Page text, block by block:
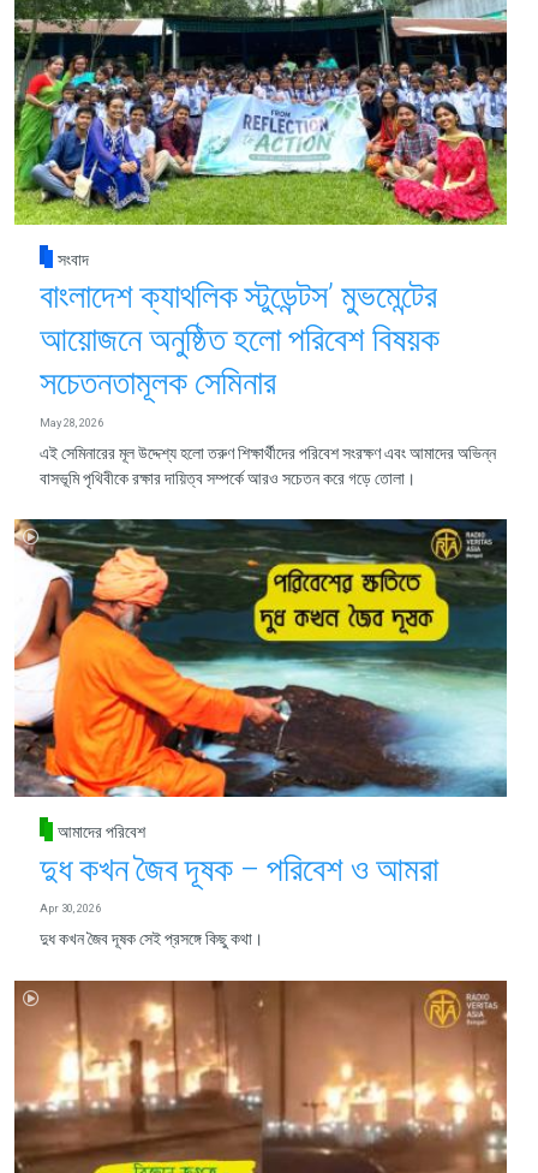
সংবাদ
বাংলাদেশ ক্যাথলিক স্টুডেন্টস’ মুভমেন্টের
আয়োজনে অনুষ্ঠিত হলো পরিবেশ বিষয়ক
সচেতনতামূলক সেমিনার
May 28, 2026
এই সেমিনারের মূল উদ্দেশ্য হলো তরুণ শিক্ষার্থীদের পরিবেশ সংরক্ষণ এবং আমাদের অভিন্ন
বাসভূমি পৃথিবীকে রক্ষার দায়িত্ব সম্পর্কে আরও সচেতন করে গড়ে তোলা।
আমাদের পরিবেশ
দুধ কখন জৈব দূষক – পরিবেশ ও আমরা
Apr 30, 2026
দুধ কখন জৈব দূষক সেই প্রসঙ্গে কিছু কথা।